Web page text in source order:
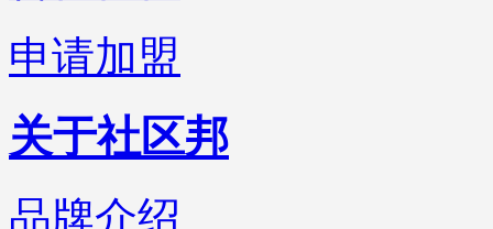
申请加盟
关于社区邦
品牌介绍